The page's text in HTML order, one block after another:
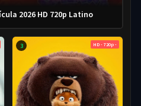
2026 HD 720p Latino
3 HD - 720p -